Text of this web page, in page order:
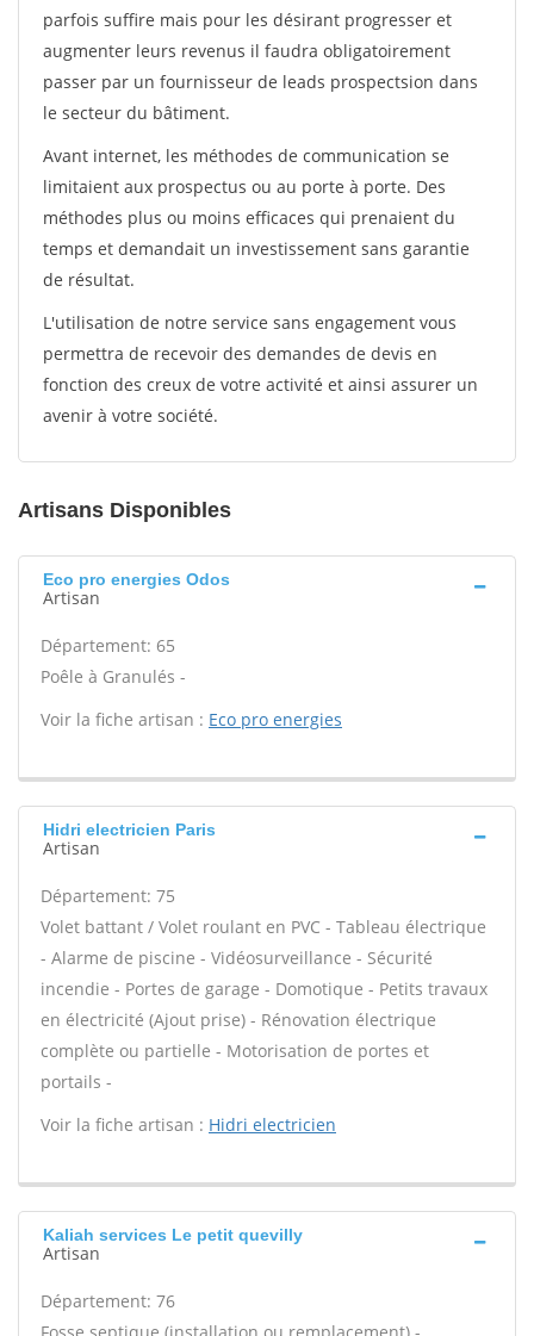
parfois suffire mais pour les désirant progresser et
augmenter leurs revenus il faudra obligatoirement
passer par un fournisseur de leads prospectsion dans
le secteur du bâtiment.
Avant internet, les méthodes de communication se
limitaient aux prospectus ou au porte à porte. Des
méthodes plus ou moins efficaces qui prenaient du
temps et demandait un investissement sans garantie
de résultat.
L'utilisation de notre service sans engagement vous
permettra de recevoir des demandes de devis en
fonction des creux de votre activité et ainsi assurer un
avenir à votre société.
Artisans Disponibles
Eco pro energies Odos
Artisan
Département: 65
Poêle à Granulés -
Voir la fiche artisan : Eco pro energies
Hidri electricien Paris
Artisan
Département: 75
Volet battant / Volet roulant en PVC - Tableau électrique
- Alarme de piscine - Vidéosurveillance - Sécurité
incendie - Portes de garage - Domotique - Petits travaux
en électricité (Ajout prise) - Rénovation électrique
complète ou partielle - Motorisation de portes et
portails -
Voir la fiche artisan : Hidri electricien
Kaliah services Le petit quevilly
Artisan
Département: 76